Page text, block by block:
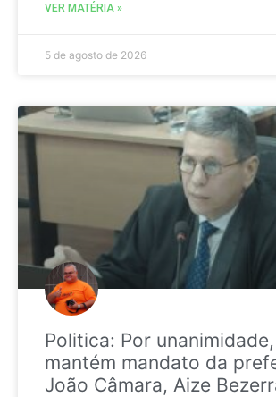
VER MATÉRIA »
5 de agosto de 2026
Politica: Por unanimidade,
mantém mandato da
João Câmara, Aize